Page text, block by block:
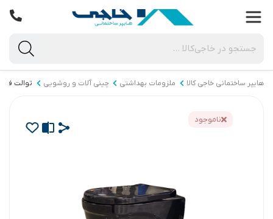
هایپر ساختمانی خاجی‌ کالا ملزومات بهداشتی چینی آلات و روشویی توالت
ناموجود